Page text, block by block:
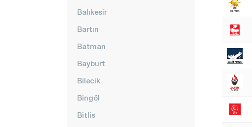
Balıkesir
Bartın
Batman
Bayburt
Bilecik
Bingöl
Bitlis